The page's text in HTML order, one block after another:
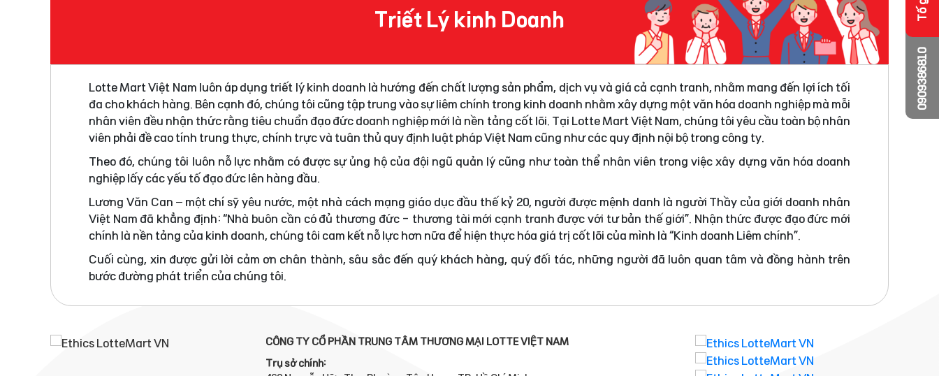
Triết Lý kinh Doanh
Lotte Mart Việt Nam luôn áp dụng triết lý kinh doanh là hướng đến chất lượng sản phẩm, dịch vụ và giá cả cạnh tranh, nhằm mang đến lợi ích tối
đa cho khách hàng. Bên cạnh đó, chúng tôi cũng tập trung vào sự liêm chính trong kinh doanh nhằm xây dựng một văn hóa doanh nghiệp mà mỗi
nhân viên đều nhận thức rằng tiêu chuẩn đạo đức doanh nghiệp mới là nền tảng cốt lõi. Tại Lotte Mart Việt Nam, chúng tôi yêu cầu toàn bộ nhân
viên phải đề cao tính trung thực, chính trực và tuân thủ quy định luật pháp Việt Nam cũng như các quy định nội bộ trong công ty.
Theo đó, chúng tôi luôn nỗ lực nhằm có được sự ủng hộ của đội ngũ quản lý cũng như toàn thể nhân viên trong việc xây dựng văn hóa doanh
nghiệp lấy các yếu tố đạo đức lên hàng đầu.
Lương Văn Can – một chí sỹ yêu nước, một nhà cách mạng giáo dục đầu thế kỷ 20, người được mệnh danh là người Thầy của giới doanh nhân
Việt Nam đã khẳng định: “Nhà buôn cần có đủ thương đức - thương tài mới cạnh tranh được với tư bản thế giới”. Nhận thức được đạo đức mới
chính là nền tảng của kinh doanh, chúng tôi cam kết nỗ lực hơn nữa để hiện thực hóa giá trị cốt lõi của mình là “Kinh doanh Liêm chính”.
Cuối cùng, xin được gửi lời cảm ơn chân thành, sâu sắc đến quý khách hàng, quý đối tác, những người đã luôn quan tâm và đồng hành trên
bước đường phát triển của chúng tôi.
CÔNG TY CỔ PHẦN TRUNG TÂM THƯƠNG MẠI LOTTE VIỆT NAM
Trụ sở chính:
0909386810